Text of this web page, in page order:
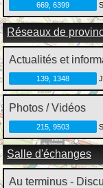
669, 6399
Réseaux de
Actualités et
139, 1348
Photos / Vidéos
215, 9503
Salle d'échanges
Au terminus -